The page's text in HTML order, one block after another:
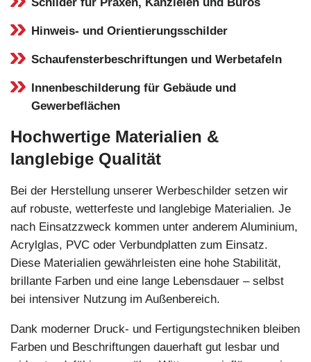
Hinweis- und Orientierungsschilder
Schaufensterbeschriftungen und Werbetafeln
Innenbeschilderung für Gebäude und
Gewerbeflächen
Hochwertige Materialien &
langlebige Qualität
Bei der Herstellung unserer Werbeschilder setzen wir
auf robuste, wetterfeste und langlebige Materialien. Je
nach Einsatzzweck kommen unter anderem Aluminium,
Acrylglas, PVC oder Verbundplatten zum Einsatz.
Diese Materialien gewährleisten eine hohe Stabilität,
brillante Farben und eine lange Lebensdauer – selbst
bei intensiver Nutzung im Außenbereich.
Dank moderner Druck- und Fertigungstechniken bleiben
Farben und Beschriftungen dauerhaft gut lesbar und